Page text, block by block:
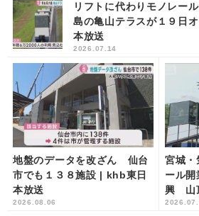
リフトに代わりモノレー
島の亀山テラスが１９日
本放送
2026.07.14
地盤のデータを改ざん 仙台
市でも１３８施設 | khb東日
本放送
2026.08.06
宮城・
ール
興 山
khb東